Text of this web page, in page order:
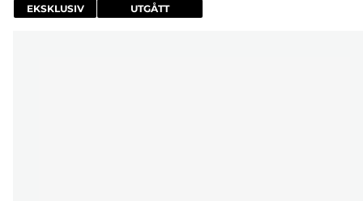
EKSKLUSIV UTGÅTT